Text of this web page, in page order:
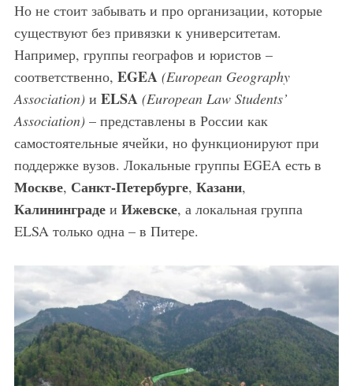
Но не стоит забывать и про организации, которые
существуют без привязки к университетам.
Например, группы географов и юристов –
соответственно, EGEA (European Geography
Association)и ELSA (European Law Students’
Association)– представлены в России как
самостоятельные ячейки, но функционируют при
поддержке вузов. Локальные группы EGEA есть в
Москве, Санкт-Петербурге, Казани,
Калининградеи Ижевске, а локальная группа
ELSA только одна – в Питере.